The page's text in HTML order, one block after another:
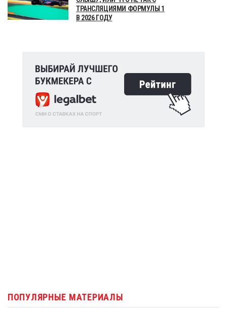
ТРАНСЛЯЦИЯМИ ФОРМУЛЫ 1
В 2026 ГОДУ
ПОПУЛЯРНЫЕ МАТЕРИАЛЫ